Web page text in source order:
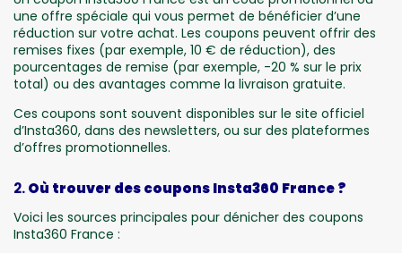
une offre spéciale qui vous permet de bénéficier d’une
réduction sur votre achat. Les coupons peuvent offrir des
remises fixes (par exemple, 10 € de réduction), des
pourcentages de remise (par exemple, -20 % sur le prix
total) ou des avantages comme la livraison gratuite.
Ces coupons sont souvent disponibles sur le site officiel
d’Insta360, dans des newsletters, ou sur des plateformes
d’offres promotionnelles.
2.Où trouver des coupons Insta360 France ?
Voici les sources principales pour dénicher des coupons
Insta360 France :